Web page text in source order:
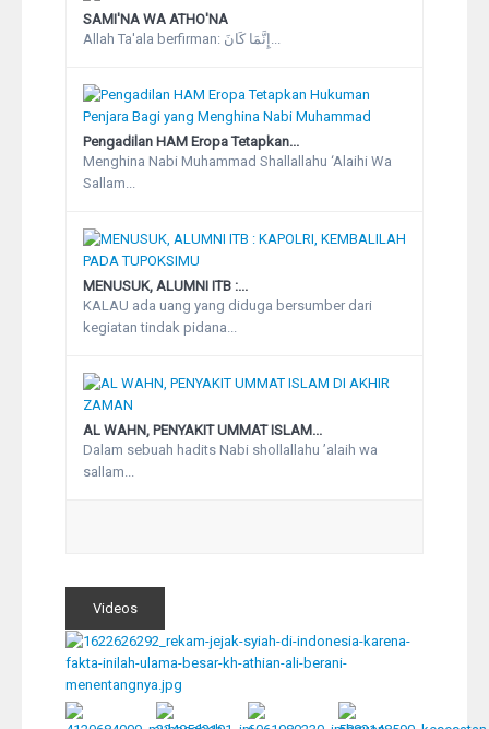
SAMI'NA WA ATHO'NA
Pengadilan HAM Eropa Tetapkan...
Menghina Nabi Muhammad Shallallahu ‘Alaihi Wa
Sallam...
MENUSUK, ALUMNI ITB :...
KALAU ada uang yang diduga bersumber dari
kegiatan tindak pidana...
AL WAHN, PENYAKIT UMMAT ISLAM...
Dalam sebuah hadits Nabi shollallahu ’alaih wa
sallam...
Videos